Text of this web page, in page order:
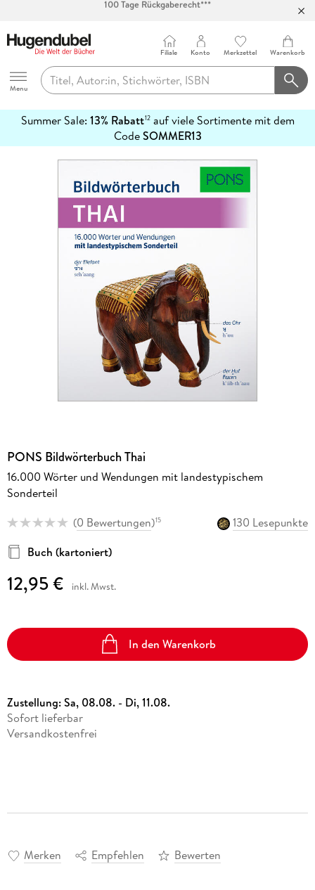
Abholung in über 100 Filialen
Hugendubel
Menu
Filiale Konto Merkzettel Warenkorb
Summer Sale: 13% Rabatt12auf viele Sortimente mit dem
CodeSOMMER13
erfahren
PONS Bildwörterbuch Thai
16.000 Wörter und Wendungen mit landestypischem
Sonderteil
(0 Bewertungen)15
130 Lesepunkte
Buch (kartoniert)
12,95 € inkl. Mwst.
In den Warenkorb
Zustellung:Sa, 08.08. - Di, 11.08.
Sofort lieferbar
Versandkostenfrei
Merken Empfehlen Bewerten